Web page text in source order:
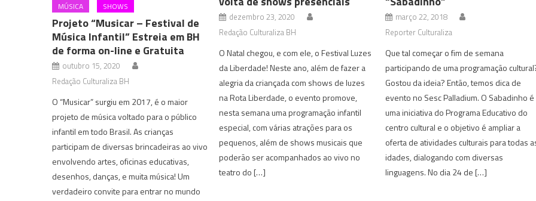
MÚSICA SHOWS
Projeto “Musicar – Festival de
Música Infantil” Estreia em BH
de forma on-line e Gratuita
outubro 15, 2020
Redação Culturaliza BH
O “Musicar” surgiu em 2017, é o maior
projeto de música voltado para o público
infantil em todo Brasil. As crianças
participam de diversas brincadeiras ao vivo
envolvendo artes, oficinas educativas,
desenhos, danças, e muita música! Um
verdadeiro convite para entrar no mundo
dezembro 23, 2020
Redação Culturaliza BH
O Natal chegou, e com ele, o Festival Luzes
da Liberdade! Neste ano, além de fazer a
alegria da criançada com shows de luzes
na Rota Liberdade, o evento promove,
nesta semana uma programação infantil
especial, com várias atrações para os
pequenos, além de shows musicais que
poderão ser acompanhados ao vivo no
teatro do […]
março 22, 2018
Reporter Culturaliza
Que tal começar o fim de semana
participando de uma programação
Gostou da ideia? Então, temos dica de
evento no Sesc Palladium. O Sabadinho é
uma iniciativa do Programa Educativo do
centro cultural e o objetivo é ampliar a
oferta de atividades culturais para todas
idades, dialogando com diversas
linguagens. No dia 24 de […]